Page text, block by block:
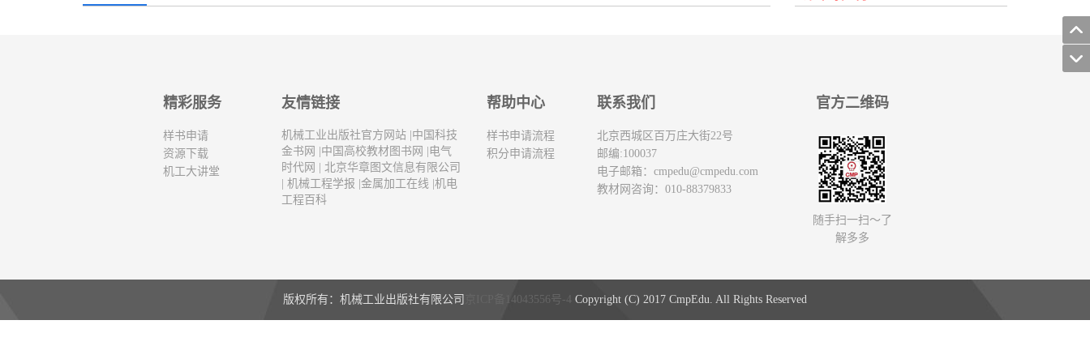
精彩服务
样书申请
资源下载
机工大讲堂
友情链接
机械工业出版社官方网站 中国科技
金书网
中国高校教材图书网
电气
时代网
北京华章图文信息有限公司
机械工程学报 |金属加工在线 |机电
工程百科
帮助中心
样书申请流程
积分申请流程
联系我们
北京西城区百万庄大街22号
邮编:100037
电子邮箱： cmpedu@cmpedu.com
教材网咨询：010-88379833
官方二维码
随手扫一扫～了
解多多
版权所有：机械工业出版社有限公司 京ICP备14043556号-4 Copyright (C) 2017 CmpEdu. All Rights Reserved